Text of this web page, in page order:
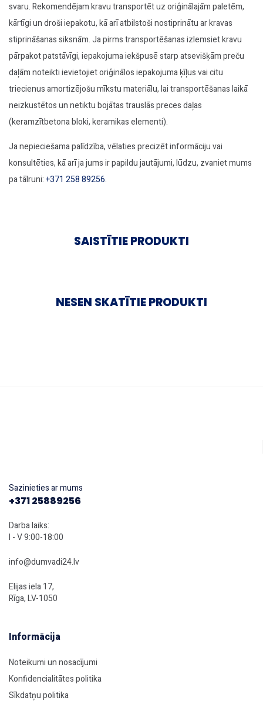
svaru. Rekomendējam kravu transportēt uz oriģinālajām paletēm,
kārtīgi un droši iepakotu, kā arī atbilstoši nostiprinātu ar kravas
stiprināšanas siksnām. Ja pirms transportēšanas izlemsiet kravu
pārpakot patstāvīgi, iepakojuma iekšpusē starp atsevišķām preču
daļām noteikti ievietojiet oriģinālos iepakojuma ķīļus vai citu
triecienus amortizējošu mīkstu materiālu, lai transportēšanas laikā
neizkustētos un netiktu bojātas trauslās preces daļas
(keramzītbetona bloki, keramikas elementi).
Ja nepieciešama palīdzība, vēlaties precizēt informāciju vai
konsultēties, kā arī ja jums ir papildu jautājumi, lūdzu, zvaniet mums
pa tālruni:+371 258 89256.
SAISTĪTIE PRODUKTI
NESEN SKATĪTIE PRODUKTI
Sazinieties ar mums
+371 25889256
Darba laiks:
I - V 9:00-18:00
info@dumvadi24.lv
Elijas iela 17,
Rīga, LV-1050
Informācija
Noteikumi un nosacījumi
Konfidencialitātes politika
Sīkdatņu politika